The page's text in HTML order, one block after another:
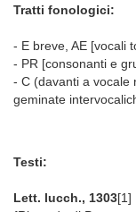
Tratti fonologici:
- E breve, AE [vocali
- PR [consonanti e
- C (davanti a vocale
geminate
Testi:
Lett. lucch., 1303[1]